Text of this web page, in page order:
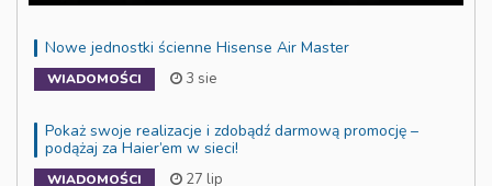
Nowe jednostki ścienne Hisense Air Master
WIADOMOŚCI 3 sie
Pokaż swoje realizacje i zdobądź darmową promocję –
podążaj za Haier’em w sieci!
WIADOMOŚCI 27 lip